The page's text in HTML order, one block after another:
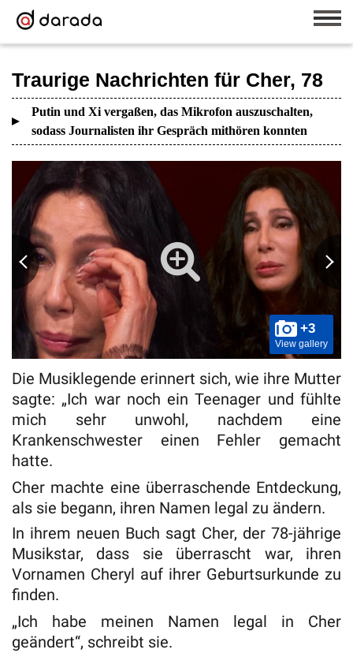
Traurige Nachrichten für Cher, 78
Putin und Xi vergaßen, das Mikrofon auszuschalten,
sodass Journalisten ihr Gespräch mithören konnten
+3
View gallery
Die Musiklegende erinnert sich, wie ihre Mutter
sagte: „Ich war noch ein Teenager und fühlte
mich sehr unwohl, nachdem eine
Krankenschwester einen Fehler gemacht
hatte.
Cher machte eine überraschende Entdeckung,
als sie begann, ihren Namen legal zu ändern.
In ihrem neuen Buch sagt Cher, der 78-jährige
Musikstar, dass sie überrascht war, ihren
Vornamen Cheryl auf ihrer Geburtsurkunde zu
finden.
„Ich habe meinen Namen legal in Cher
geändert“, schreibt sie.